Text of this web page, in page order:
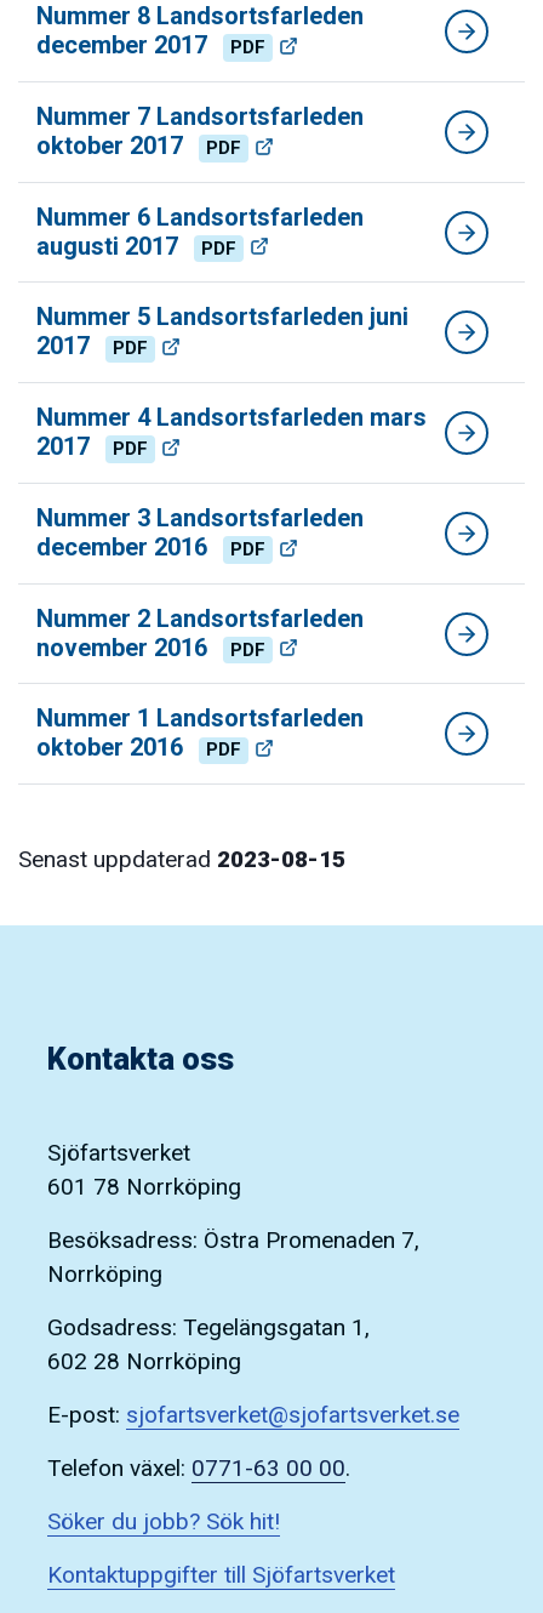
Nummer 8 Landsortsfarleden
december 2017
PDF
Nummer 7 Landsortsfarleden
oktober 2017
PDF
Nummer 6 Landsortsfarleden
augusti 2017
PDF
Nummer 5 Landsortsfarleden juni
2017
PDF
Nummer 4 Landsortsfarleden mars
2017
PDF
Nummer 3 Landsortsfarleden
december 2016
PDF
Nummer 2 Landsortsfarleden
november 2016
PDF
Nummer 1 Landsortsfarleden
oktober 2016
PDF
Senast uppdaterad 2023-08-15
Kontakta oss
Sjöfartsverket
601 78 Norrköping
Besöksadress: Östra Promenaden 7,
Norrköping
Godsadress: Tegelängsgatan 1,
602 28 Norrköping
E-post: sjofartsverket@sjofartsverket.se
Telefon växel: 0771-63 00 00.
Söker du jobb? Sök hit!
Kontaktuppgifter till Sjöfartsverket